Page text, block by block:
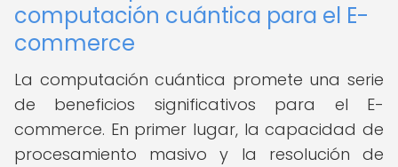
computación cuántica para el E-
commerce
La computación cuántica promete una serie
de beneficios significativos para el E-
commerce. En primer lugar, la capacidad de
procesamiento masivo y la resolución de